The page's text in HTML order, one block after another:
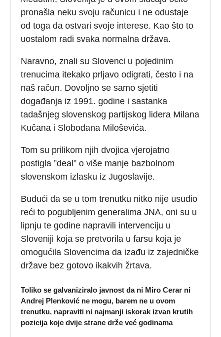
pronašla neku svoju računicu i ne odustaje
od toga da ostvari svoje interese. Kao što to
uostalom radi svaka normalna država.
Naravno, znali su Slovenci u pojedinim
trenucima itekako prljavo odigrati, često i na
naš račun. Dovoljno se samo sjetiti
događanja iz 1991. godine i sastanka
tadašnjeg slovenskog partijskog lidera Milana
Kučana i Slobodana Miloševića.
Tom su prilikom njih dvojica vjerojatno
postigla ”deal” o više manje bazbolnom
slovenskom izlasku iz Jugoslavije.
Budući da se u tom trenutku nitko nije usudio
reći to pogubljenim generalima JNA, oni su u
lipnju te godine napravili intervenciju u
Sloveniji koja se pretvorila u farsu koja je
omogućila Slovencima da izađu iz zajedničke
države bez gotovo ikakvih žrtava.
Toliko se galvaniziralo javnost da ni Miro Cerar ni
Andrej Plenković ne mogu, barem ne u ovom
trenutku, napraviti ni najmanji iskorak izvan krutih
pozicija koje dvije strane drže već godinama